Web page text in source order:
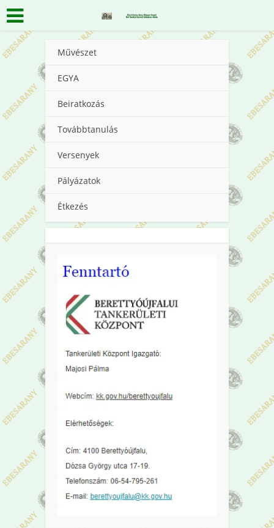
Művészet
EGYA
Beiratkozás
Továbbtanulás
Versenyek
Pályázatok
Étkezés